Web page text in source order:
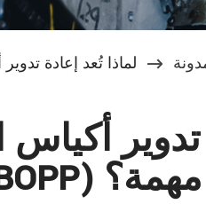
أكياس
ثنائية المحور (BOPP) مهمة؟